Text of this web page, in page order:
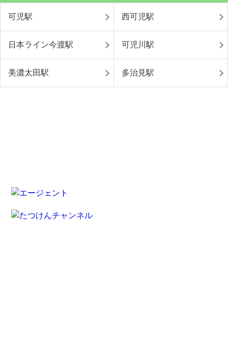
可児駅 西可児駅
日本ライン今渡駅 可児川駅
美濃太田駅 多治見駅